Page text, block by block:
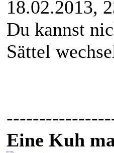
18.02.2013,
Du kannst
Sättel
Eine Kuh